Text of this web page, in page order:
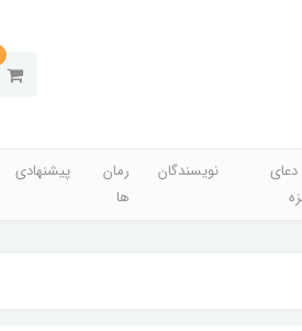
نویسندگان
رمان
ها
پیشنهادی